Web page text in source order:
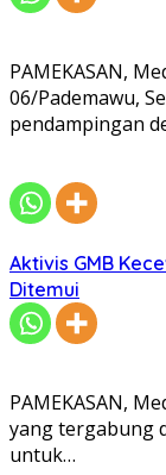
PAMEKASAN,
06/Pademawu,
pendampingan
Aktivis GMB
Ditemui
PAMEKASAN,
yang tergabung
untuk…